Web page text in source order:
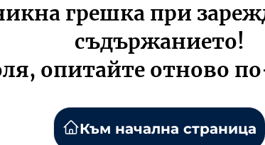
грешка при
съдържанието!
опитайте отново
Към начална страница